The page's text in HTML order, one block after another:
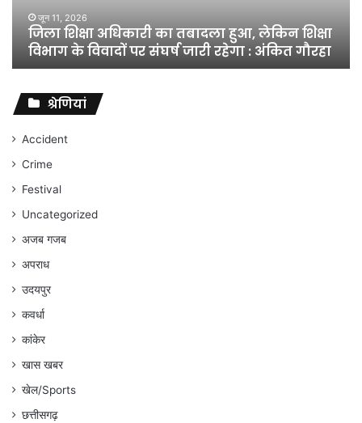
शिक्षा
विभाग
विवादों
संघर्ष
जारी
रहेगा
अंकित
गौरहा
जून 11, 2026
जिला शिक्षा अधिकारी का तबादला हुआ, लेकिन शिक्षा
विभाग के विवादों पर संघर्ष जारी रहेगा : अंकित गौरहा
श्रेणियां
Accident
Crime
Festival
Uncategorized
अजब गजब
अपराध
उदयपुर
कवर्धा
कांकेर
खास खबर
खेल/Sports
छत्तीसगढ़